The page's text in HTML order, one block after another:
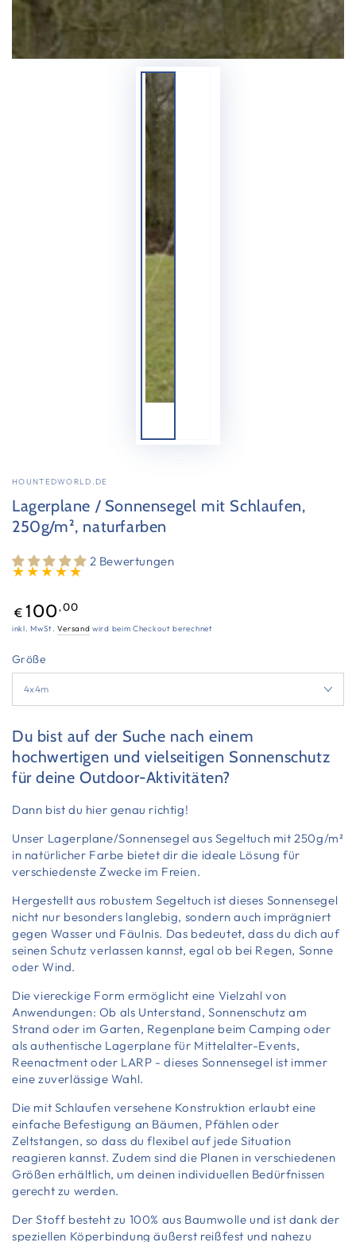
HOUNTEDWORLD.DE
Lagerplane / Sonnensegel mit Schlaufen,
250g/m², naturfarben
2 Bewertungen
Regulärer
Preis
€ 100,00
inkl. MwSt.Versand wird beim Checkout berechnet
Größe
Du bist auf der Suche nach einem
hochwertigen und vielseitigen Sonnenschutz
für deine Outdoor-Aktivitäten?
Dann bist du hier genau richtig!
Unser Lagerplane/Sonnensegel aus Segeltuch mit 250g/m²
in natürlicher Farbe bietet dir die ideale Lösung für
verschiedenste Zwecke im Freien.
Hergestellt aus robustem Segeltuch ist dieses Sonnensegel
nicht nur besonders langlebig, sondern auch imprägniert
gegen Wasser und Fäulnis. Das bedeutet, dass du dich auf
seinen Schutz verlassen kannst, egal ob bei Regen, Sonne
oder Wind.
Die viereckige Form ermöglicht eine Vielzahl von
Anwendungen: Ob als Unterstand, Sonnenschutz am
Strand oder im Garten, Regenplane beim Camping oder
als authentische Lagerplane für Mittelalter-Events,
Reenactment oder LARP - dieses Sonnensegel ist immer
eine zuverlässige Wahl.
Die mit Schlaufen versehene Konstruktion erlaubt eine
einfache Befestigung an Bäumen, Pfählen oder
Zeltstangen, so dass du flexibel auf jede Situation
reagieren kannst. Zudem sind die Planen in verschiedenen
Größen erhältlich, um deinen individuellen Bedürfnissen
gerecht zu werden.
Der Stoff besteht zu 100% aus Baumwolle und ist dank der
speziellen Köperbindung äußerst reißfest und nahezu